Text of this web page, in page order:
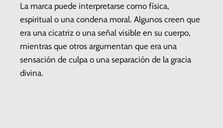
La marca puede interpretarse como física,
espiritual o una condena moral. Algunos creen que
era una cicatriz o una señal visible en su cuerpo,
mientras que otros argumentan que era una
sensación de culpa o una separación de la gracia
divina.